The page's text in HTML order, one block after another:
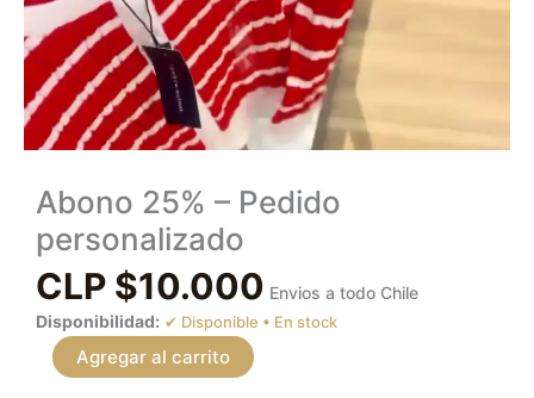
Abono 25% – Pedido
personalizado
CLP $10.000 Envios a todo Chile
Disponibilidad:
En stock
Agregar al carrito